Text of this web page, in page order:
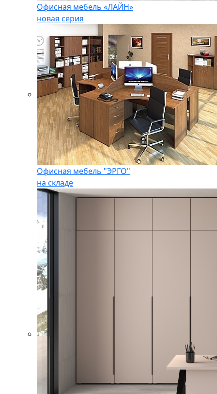
Офисная мебель «ЛАЙН»
новая серия
Офисная мебель "ЭРГО"
на складе